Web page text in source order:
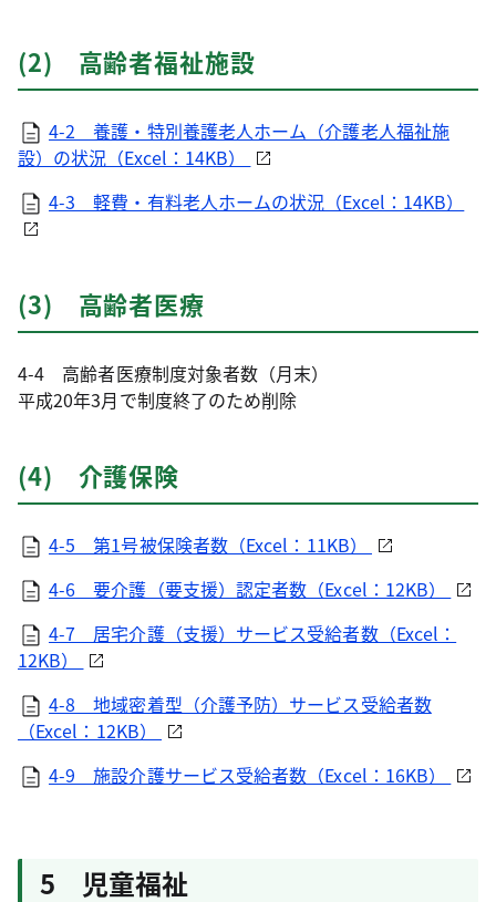
(2) 高齢者福祉施設
4-2 養護・特別養護老人ホーム（介護老人福祉施
設）の状況（Excel：14KB）
4-3 軽費・有料老人ホームの状況（Excel：14KB）
(3) 高齢者医療
4-4 高齢者医療制度対象者数（月末）
平成20年3月で制度終了のため削除
(4) 介護保険
4-5 第1号被保険者数（Excel：11KB）
4-6 要介護（要支援）認定者数（Excel：12KB）
4-7 居宅介護（支援）サービス受給者数（Excel：
12KB）
4-8 地域密着型（介護予防）サービス受給者数
（Excel：12KB）
4-9 施設介護サービス受給者数（Excel：16KB）
5 児童福祉